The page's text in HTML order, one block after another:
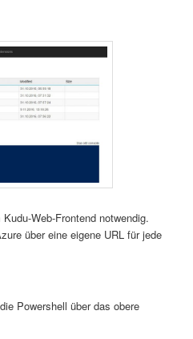
Web-Frontend notwendig.
über eine eigene URL für jede
Powershell über das obere